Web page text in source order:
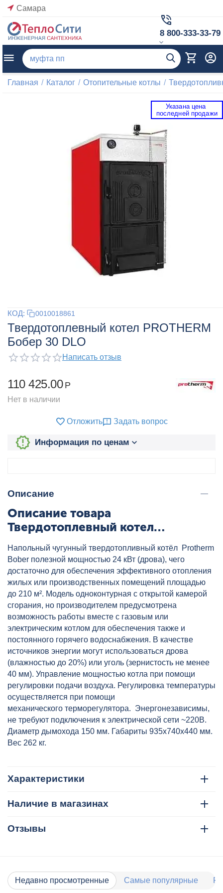
Самара
8 800-333-33-79
Главная / Каталог / Отопительные котлы /
Указана цена
последней продажи
КОД: 0010018861
Твердотоплевный котел PROTHERM
Бобер 30 DLO
Написать отзыв
110 425.00 Р
Нет в наличии
Отложить Задать вопрос
Информация по ценам
Описание
Описание товара
Твердотоплевный котел
PROTHERM Бобер 30 DLO,
артикул: 0010018861
Напольный чугунный твердотопливный котёл Protherm
Bober полезной мощностью 24 кВт (дрова), чего
достаточно для обеспечения эффективного отопления
жилых или производственных помещений площадью
до 210 м². Модель одноконтурная с открытой камерой
сгорания, но производителем предусмотрена
возможность работы вместе с газовым или
электрическим котлом для обеспечения также и
постоянного горячего водоснабжения. В качестве
источников энергии могут использоваться дрова
(влажностью до 20%) или уголь (зернистость не менее
40 мм). Управление мощностью котла при помощи
регулировки подачи воздуха. Регулировка температуры
осуществляется при помощи
механического терморегулятора. Энергонезависимы,
не требуют подключения к электрической сети ~220В.
Диаметр дымохода 150 мм. Габариты 935х740х440 мм.
Вес 262 кг.
Характеристики
Наличие в магазинах
Отзывы
Недавно просмотренные Самые популярные